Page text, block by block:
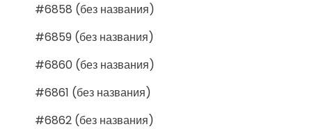
#6858 (без названия)
#6859 (без названия)
#6860 (без названия)
#6861 (без названия)
#6862 (без названия)